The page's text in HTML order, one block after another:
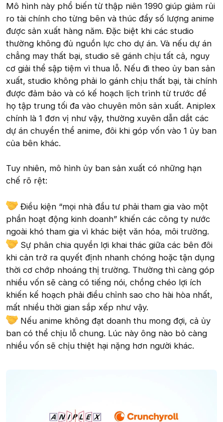
Mô hình này phổ biến từ thập niên 1990 giúp giảm rủi
ro tài chính cho từng bên và thúc đẩy số lượng anime
được sản xuất hàng năm. Đặc biệt khi các studio
thường không đủ nguồn lực cho dự án. Và nếu dự án
chẳng may thất bại, studio sẽ gánh chịu tất cả, nguy
cơ giải thể sập tiệm vì thua lỗ. Nếu đi theo ủy ban sản
xuất, studio không phải lo gánh chịu thất bại, tài chính
được đảm bảo và có kế hoạch lịch trình từ trước để
họ tập trung tối đa vào chuyên môn sản xuất. Aniplex
chính là 1 đơn vị như vậy, thường xuyên dẫn dắt các
dự án chuyển thể anime, đôi khi góp vốn vào 1 ủy ban
của bên khác.
Tuy nhiên, mô hình ủy ban sản xuất có những hạn
chế rõ rệt:
Điều kiện “mọi nhà đầu tư phải tham gia vào một
phần hoạt động kinh doanh” khiến các công ty nước
ngoài khó tham gia vì khác biệt văn hóa, môi trường.
Sự phân chia quyền lợi khai thác giữa các bên đôi
khi cản trở ra quyết định nhanh chóng hoặc tận dụng
thời cơ chớp nhoáng thị trường. Thường thì càng góp
nhiều vốn sẽ càng có tiếng nói, chồng chéo lợi ích
khiến kế hoạch phải điều chỉnh sao cho hài hòa nhất,
mất nhiều thời gian sắp xếp như vậy.
Nếu anime không đạt doanh thu mong đợi, cả ủy
ban có thể chịu lỗ chung. Lúc này ông nào bỏ càng
nhiều vốn sẽ chịu thiệt hại nặng hơn người khác.